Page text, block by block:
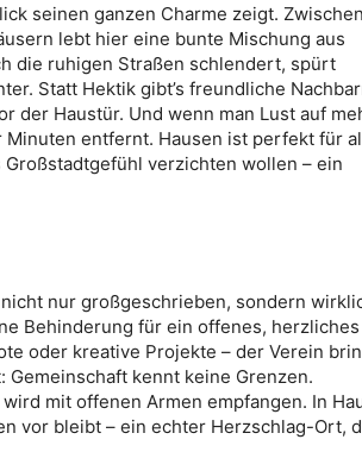
seinen ganzen Charme zeigt. Zwischen
lebt hier eine bunte Mischung aus
die ruhigen Straßen schlendert, spürt
Statt Hektik gibt’s freundliche
der Haustür. Und wenn man Lust auf
entfernt. Hausen ist perfekt für
verzichten wollen – ein
nur großgeschrieben, sondern
Behinderung für ein offenes, herzliches
oder kreative Projekte – der Verein
kennt keine Grenzen.
mit offenen Armen empfangen. In
vor bleibt – ein echter Herzschlag-Ort,